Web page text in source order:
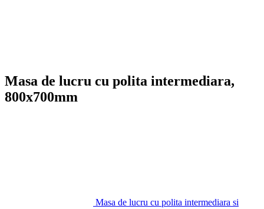
Masa de lucru cu polita intermediara,
800x700mm
Masa de lucru cu polita intermediara si